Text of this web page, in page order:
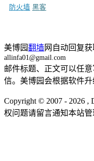
防火墙 黑客
美博园翻墙网自动回复
allinfa01@gmail.com
邮件标题、正文可以任
信。美博园会根据软件升
Copyright © 2007 - 2026 ,
权问题请留言通知本站管